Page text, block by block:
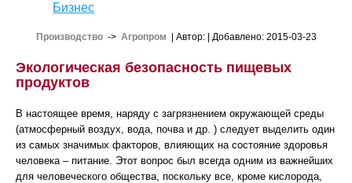
Бизнес
Производство-> Агропром | Автор: | Добавлено: 2015-03-23
Экологическая безопасность пищевых
продуктов
В настоящее время, наряду с загрязнением окружающей среды
(атмосферный воздух, вода, почва и др. ) следует выделить один
из самых значимых факторов, влияющих на состояние здоровья
человека – питание. Этот вопрос был всегда одним из важнейших
для человеческого общества, поскольку все, кроме кислорода,